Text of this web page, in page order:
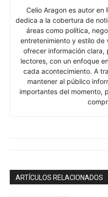
Celio Aragon es autor en
dedica a la cobertura de
áreas como política,
entretenimiento y estilo de
ofrecer información clara,
lectores, con un enfoque
cada acontecimiento. A
mantener al público
importantes del momento,
ARTÍCULOS RELACIONADOS